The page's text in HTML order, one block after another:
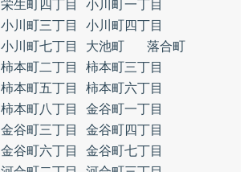
栄生町四丁目
小川町一丁目
小川町三丁目
小川町四丁目
小川町七丁目 大池町
落合町
柿本町二丁目
柿本町三丁目
柿本町五丁目
柿本町六丁目
柿本町八丁目
金谷町一丁目
金谷町三丁目
金谷町四丁目
金谷町六丁目
金谷町七丁目